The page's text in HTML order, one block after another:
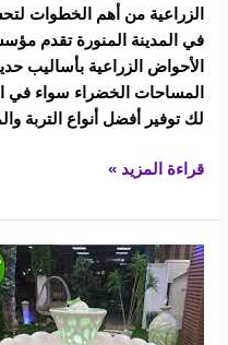
الزراعية من أهم الخطوات
في المدينة المنورة تقدم
الأحواض الزراعية بأساليب
المساحات الخضراء سواء في
لك توفير أفضل أنواع التربة
قراءة المزيد »
محلات
بيع
نوافير
بالمدينه